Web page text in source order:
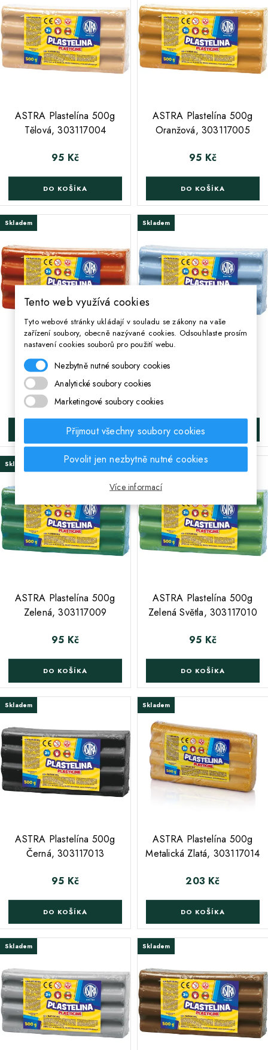
ASTRA Plastelína 500g
Tělová, 303117004
Cena
95 Kč
DO KOŠÍKA
ASTRA Plastelína 500g
Oranžová, 303117005
Cena
95 Kč
DO KOŠÍKA
Skladem
ASTRA Plastelína 500g
Červená, 303117006
Cena
95 Kč
DO KOŠÍKA
Skladem
Modrá Světla, 303117008
DO KOŠÍKA
Skladem
ASTRA Plastelína 500g
Zelená, 303117009
Cena
95 Kč
DO KOŠÍKA
Skladem
ASTRA Plastelína 500g
Zelená Světla, 303117010
Cena
95 Kč
DO KOŠÍKA
Skladem
ASTRA Plastelína 500g
Černá, 303117013
Cena
95 Kč
DO KOŠÍKA
Skladem
ASTRA Plastelína 500g
Metalická Zlatá, 303117014
Cena
203 Kč
DO KOŠÍKA
Skladem Skladem
Tento web využívá cookies
Tyto webové stránky ukládají v souladu se zákony na vaše
zařízení soubory, obecně nazývané cookies. Odsouhlaste prosím
nastavení cookies souborů pro použití webu.
Nezbytně nutné soubory cookies
Analytické soubory cookies
Marketingové soubory cookies
Přijmout všechny soubory cookies
Povolit jen nezbytně nutné cookies
Více informací